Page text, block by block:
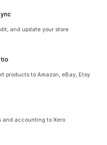
and update your store
products to Amazon, eBay, Etsy
and accounting to Xero